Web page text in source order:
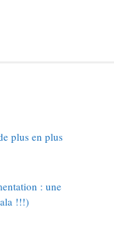
plus en plus
: une
!!!)